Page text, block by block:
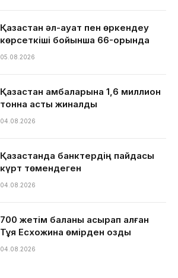
Қазақстан әл-ауқат пен өркендеу
көрсеткіші бойынша 66-орында
05.08.2026
Қазақстан қамбаларына 1,6 миллион
тонна астық жиналды
04.08.2026
Қазақстанда банктердің пайдасы
күрт төмендеген
04.08.2026
700 жетім баланы асырап алған
Тұяқ Есхожина өмірден озды
04.08.2026